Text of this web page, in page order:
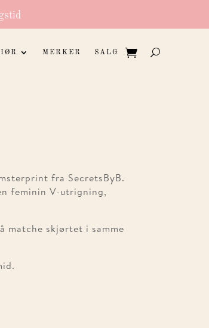
MERKER SALG
fra SecretsByB.
feminin V-utrigning,
matche skjørtet i samme